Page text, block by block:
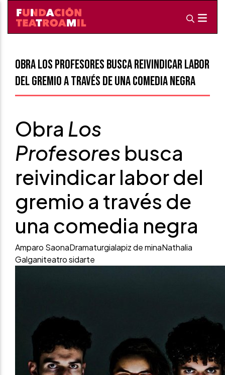
Obra Los Profesores busca reivindicar labor
del gremio a través de una comedia negra
Obra Los
Profesores busca
reivindicar labor del
gremio a través de
una comedia negra
Amparo SaonaDramaturgialapiz de minaNathalia
Galganiteatro sidarte